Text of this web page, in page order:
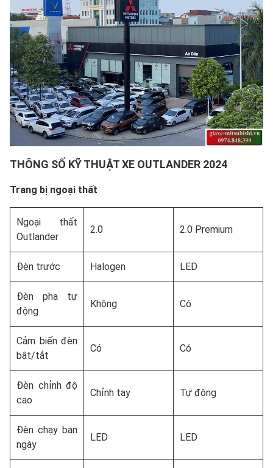
THÔNG SỐ KỸ THUẬT XE OUTLANDER 2024
Trang bị ngoại thất
Ngoại thất
Outlander
2.0 2.0 Premium
Đèn trước Halogen LED
Đèn pha tự
động
Không Có
Cảm biến đèn
bật/tắt
Có Có
Đèn chỉnh độ
cao
Chỉnh tay Tự động
Đèn chạy ban
ngày
LED LED